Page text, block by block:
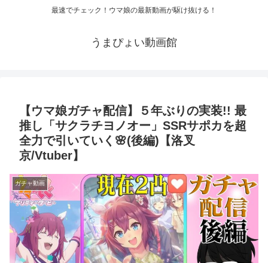
最速でチェック！ウマ娘の最新動画が駆け抜ける！
うまぴょい動画館
【ウマ娘ガチャ配信】５年ぶりの実装!! 最
推し「サクラチヨノオー」SSRサポカを超
全力で引いていく🌸(後編)【洛叉
京/Vtuber】
ガチャ動画